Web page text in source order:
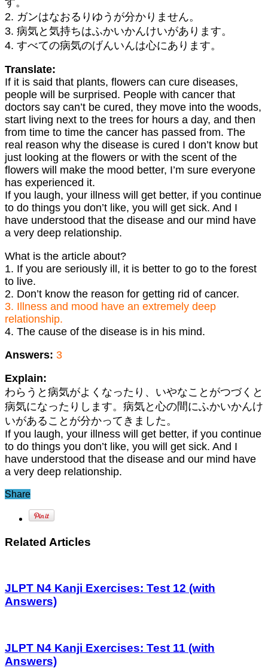
2. ガンはなおるりゆうが分かりません。
3. 病気と気持ちはふかいかんけいがあります。
4. すべての病気のげんいんは心にあります。
Translate:
If it is said that plants, flowers can cure diseases,
people will be surprised. People with cancer that
doctors say can’t be cured, they move into the woods,
start living next to the trees for hours a day, and then
from time to time the cancer has passed from. The
real reason why the disease is cured I don’t know but
just looking at the flowers or with the scent of the
flowers will make the mood better, I’m sure everyone
has experienced it.
If you laugh, your illness will get better, if you continue
to do things you don’t like, you will get sick. And I
have understood that the disease and our mind have
a very deep relationship.
What is the article about?
1. If you are seriously ill, it is better to go to the forest
to live.
2. Don’t know the reason for getting rid of cancer.
3. Illness and mood have an extremely deep
relationship.
4. The cause of the disease is in his mind.
Answers: 3
Explain:
わらうと病気がよくなったり、いやなことがつづくと
病気になったりします。病気と心の間にふかいかんけ
いがあることが分かってきました。
If you laugh, your illness will get better, if you continue
to do things you don’t like, you will get sick. And I
have understood that the disease and our mind have
a very deep relationship.
Share
Related Articles
JLPT N4 Kanji Exercises: Test 12 (with
Answers)
JLPT N4 Kanji Exercises: Test 11 (with
Answers)